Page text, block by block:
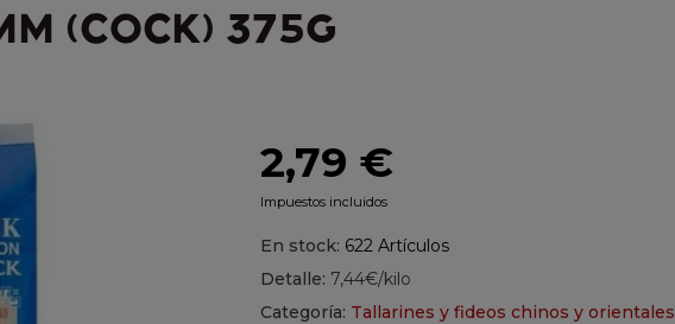
(COCK) 375G
2,79 €
Impuestos incluidos
En stock: 622 Artículos
Detalle: 7,44€/kilo
Categoría: Tallarines y fideos chinos y orientales